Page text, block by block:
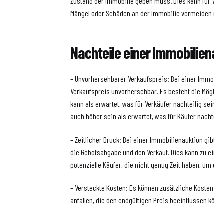
Mängel oder Schäden an der Immobilie vermeiden
Nachteile einer
– Unvorhersehbarer Verkaufspreis: Bei einer
Verkaufspreis unvorhersehbar. Es besteht die
kann als erwartet, was für Verkäufer nachteilig
auch höher sein als erwartet, was für Käufer
– Zeitlicher Druck: Bei einer Immobilienauktion
die Gebotsabgabe und den Verkauf. Dies kann
potenzielle Käufer, die nicht genug Zeit haben,
– Versteckte Kosten: Es können zusätzliche
anfallen, die den endgültigen Preis beeinflussen